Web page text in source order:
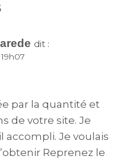
dit :
par la quantité et
de votre site. Je
accompli. Je voulais
Reprenez le